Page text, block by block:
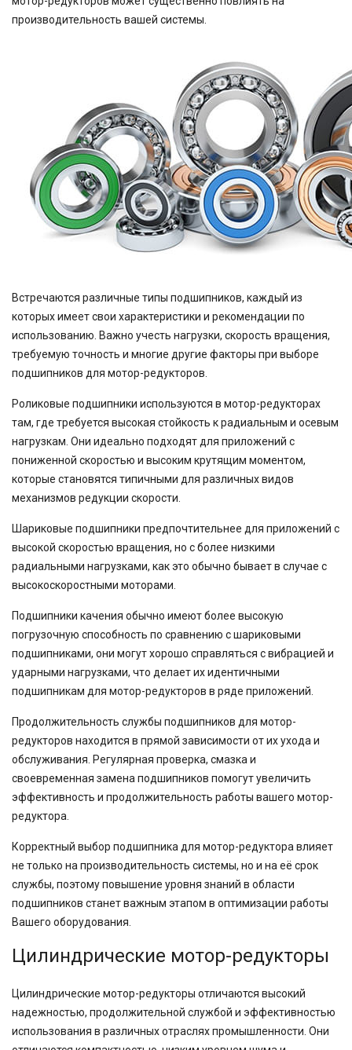
производительность вашей системы.
Встречаются различные типы подшипников, каждый из
которых имеет свои характеристики и рекомендации по
использованию. Важно учесть нагрузки, скорость вращения,
требуемую точность и многие другие факторы при выборе
подшипников для мотор-редукторов.
Роликовые подшипники используются в мотор-редукторах
там, где требуется высокая стойкость к радиальным и осевым
нагрузкам. Они идеально подходят для приложений с
пониженной скоростью и высоким крутящим моментом,
которые становятся типичными для различных видов
механизмов редукции скорости.
Шариковые подшипники предпочтительнее для приложений с
высокой скоростью вращения, но с более низкими
радиальными нагрузками, как это обычно бывает в случае с
высокоскоростными моторами.
Подшипники качения обычно имеют более высокую
погрузочную способность по сравнению с шариковыми
подшипниками, они могут хорошо справляться с вибрацией и
ударными нагрузками, что делает их идентичными
подшипникам для мотор-редукторов в ряде приложений.
Продолжительность службы подшипников для мотор-
редукторов находится в прямой зависимости от их ухода и
обслуживания. Регулярная проверка, смазка и
своевременная замена подшипников помогут увеличить
эффективность и продолжительность работы вашего мотор-
редуктора.
Корректный выбор подшипника для мотор-редуктора влияет
не только на производительность системы, но и на её срок
службы, поэтому повышение уровня знаний в области
подшипников станет важным этапом в оптимизации работы
Вашего оборудования.
Цилиндрические мотор-редукторы
Цилиндрические мотор-редукторы отличаются высокий
надежностью, продолжительной службой и эффективностью
использования в различных отраслях промышленности. Они